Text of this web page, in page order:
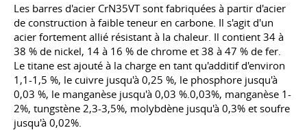
Les barres d'acier CrN35VT sont fabriquées à partir d'acier
de construction à faible teneur en carbone. Il s'agit d'un
acier fortement allié résistant à la chaleur. Il contient 34 à
38 % de nickel, 14 à 16 % de chrome et 38 à 47 % de fer.
Le titane est ajouté à la charge en tant qu'additif d'environ
1,1-1,5 %, le cuivre jusqu'à 0,25 %, le phosphore jusqu'à
0,03 %, le manganèse jusqu'à 0,03 %.0,03%, manganèse 1-
2%, tungstène 2,3-3,5%, molybdène jusqu'à 0,3% et soufre
jusqu'à 0,02%.